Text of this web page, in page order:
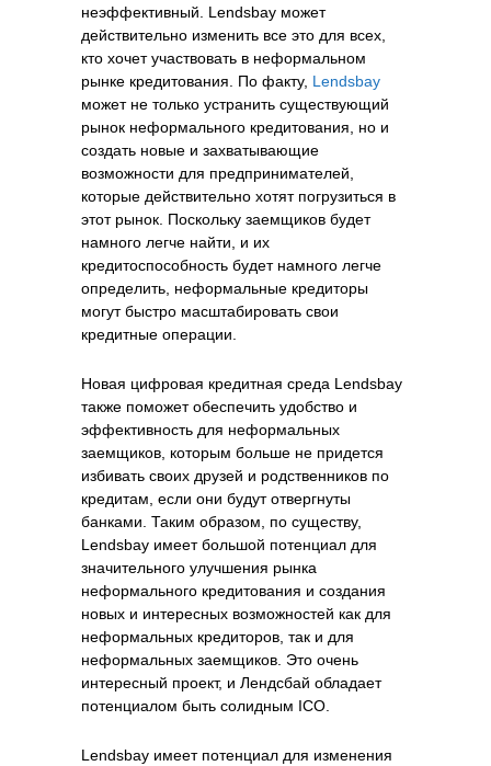
неэффективный. Lendsbay может
действительно изменить все это для всех,
кто хочет участвовать в неформальном
рынке кредитования. По факту, Lendsbay
может не только устранить существующий
рынок неформального кредитования, но и
создать новые и захватывающие
возможности для предпринимателей,
которые действительно хотят погрузиться в
этот рынок. Поскольку заемщиков будет
намного легче найти, и их
кредитоспособность будет намного легче
определить, неформальные кредиторы
могут быстро масштабировать свои
кредитные операции.
Новая цифровая кредитная среда Lendsbay
также поможет обеспечить удобство и
эффективность для неформальных
заемщиков, которым больше не придется
избивать своих друзей и родственников по
кредитам, если они будут отвергнуты
банками. Таким образом, по существу,
Lendsbay имеет большой потенциал для
значительного улучшения рынка
неформального кредитования и создания
новых и интересных возможностей как для
неформальных кредиторов, так и для
неформальных заемщиков. Это очень
интересный проект, и Лендсбай обладает
потенциалом быть солидным ICO.
Lendsbay имеет потенциал для изменения